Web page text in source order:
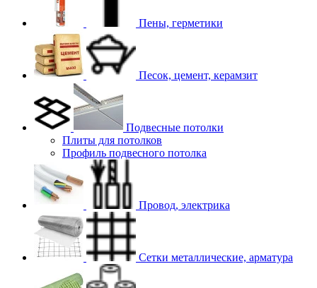
Пены, герметики
Песок, цемент, керамзит
Подвесные потолки
Плиты для потолков
Профиль подвесного потолка
Провод, электрика
Сетки металлические, арматура